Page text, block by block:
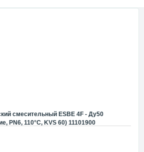
смесительный ESBE 4F - Ду50
PN6, 110°C, KVS 60) 11101900